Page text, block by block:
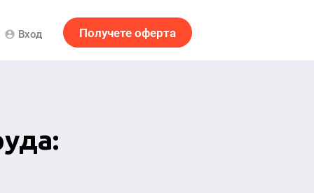
Получете оферта
account_circle Вход